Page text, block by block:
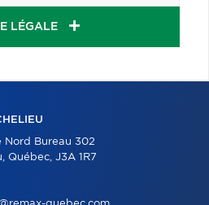
LÉGALE
Nord Bureau 302
Québec, J3A 1R7